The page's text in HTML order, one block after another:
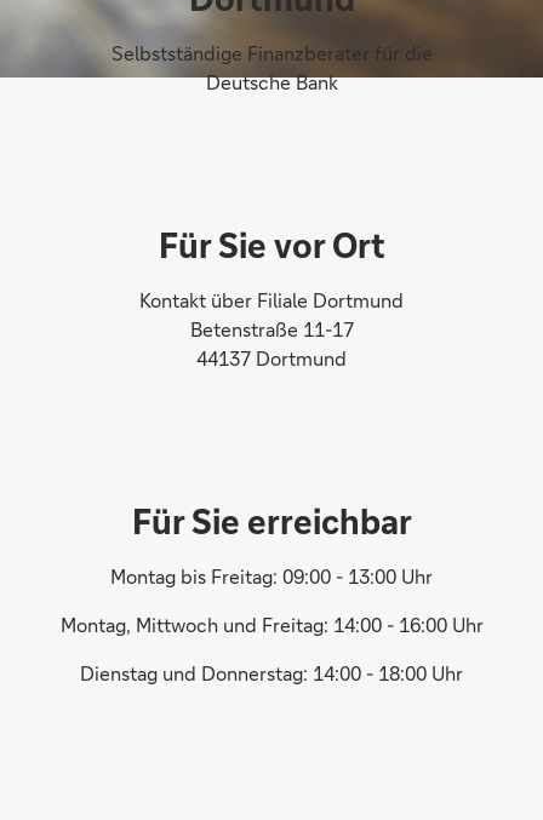
Selbstständige Finanzberater für die
Deutsche Bank
Für Sie vor Ort
Kontakt über Filiale Dortmund
Betenstraße 11-17
44137 Dortmund
Für Sie erreichbar
Montag bis Freitag: 09:00 - 13:00 Uhr
Montag, Mittwoch und Freitag: 14:00 - 16:00 Uhr
Dienstag und Donnerstag: 14:00 - 18:00 Uhr